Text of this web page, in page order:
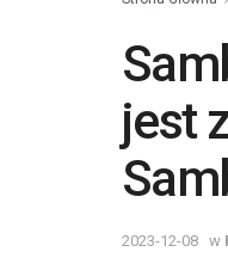
jest
2023-12-08 w